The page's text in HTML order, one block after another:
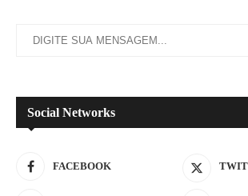
Social Networks
FACEBOOK